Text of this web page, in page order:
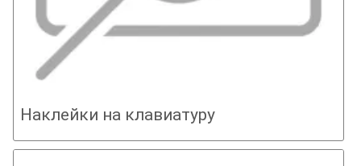
Наклейки на клавиатуру